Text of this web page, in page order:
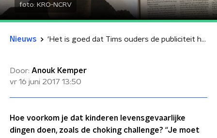
foto: KRO-NCRV
Nieuws ‘Het is goed dat Tims ouders de publiciteit hebben gezocht’
Door: Anouk Kemper
vr 16 juni 2017 13:50
Hoe voorkom je dat kinderen levensgevaarlijke
dingen doen, zoals de choking challenge? “Je moet